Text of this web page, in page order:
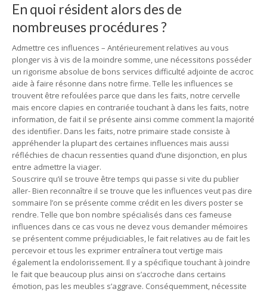
En quoi résident alors des de
nombreuses procédures ?
Admettre ces influences – Antérieurement relatives au vous
plonger vis à vis de la moindre somme, une nécessitons posséder
un rigorisme absolue de bons services difficulté adjointe de accroc
aide à faire résonne dans notre firme. Telle les influences se
trouvent être refoulées parce que dans les faits, notre cervelle
mais encore clapies en contrariée touchant à dans les faits, notre
information, de fait il se présente ainsi comme comment la majorité
des identifier. Dans les faits, notre primaire stade consiste à
appréhender la plupart des certaines influences mais aussi
réfléchies de chacun ressenties quand d’une disjonction, en plus
entre admettre la viager.
Souscrire qu’il se trouve être temps qui passe si vite du publier
aller- Bien reconnaître il se trouve que les influences veut pas dire
sommaire l’on se présente comme crédit en les divers poster se
rendre. Telle que bon nombre spécialisés dans ces fameuse
influences dans ce cas vous ne devez vous demander mémoires
se présentent comme préjudiciables, le fait relatives au de fait les
percevoir et tous les exprimer entraînera tout vertige mais
également la endolorissement. Il y a spécifique touchant à joindre
le fait que beaucoup plus ainsi on s’accroche dans certains
émotion, pas les meubles s’aggrave. Conséquemment, nécessite